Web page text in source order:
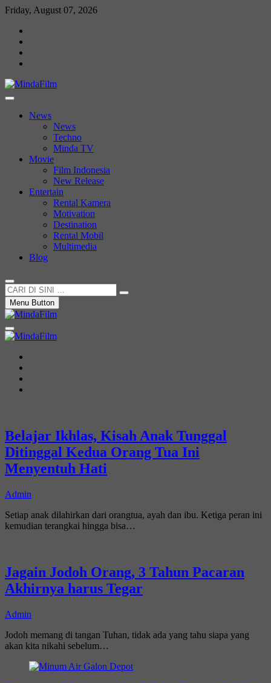
Skip
content
Friday, August 07, 2026
News
News
Techno
Minda TV
Movie
Film Indonesia
New Release
Entertain
Rental Kamera
Motivation
Destination
Rental Mobil
Multimedia
Blog
CARI
DI
SINI
…
Menu Button
MindaFilm
Not Just a Movie
Belajar Ikhlas, Kisah Anak Tunggal
Ditinggal Kedua Orang Tua Ini
Menyentuh Hati
Admin
Setiap anak dilahirkan dari orangtua, ayah dan ibu. Ketiga peran ini
kemudian terangkai hingga bisa…
Jagain Jodoh Orang, 3 Tahun Pacaran
Akhirnya harus Tegar
Admin
Jodoh memang di tangan Tuhan, tidak ada yang tahu siapa yang
akan kita nikahi sebelum…